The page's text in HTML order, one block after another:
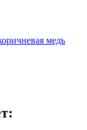
медь